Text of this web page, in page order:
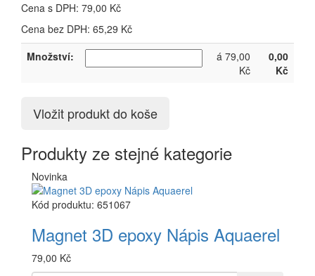
Cena s DPH: 79,00 Kč
Cena bez DPH: 65,29 Kč
Množství:
á 79,00
Kč
0,00
Kč
Vložit produkt do koše
Produkty ze stejné kategorie
Novinka
Kód produktu: 651067
Magnet 3D epoxy Nápis Aquaerel
79,00 Kč